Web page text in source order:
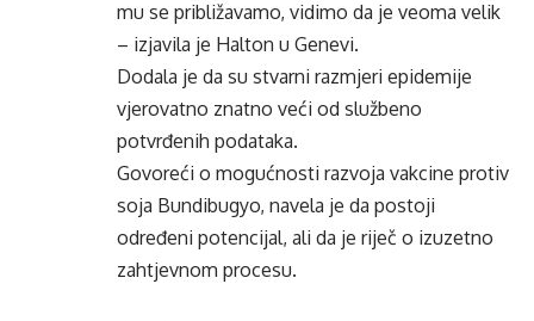
mu se približavamo, vidimo da je veoma velik
– izjavila je Halton u Genevi.
Dodala je da su stvarni razmjeri epidemije
vjerovatno znatno veći od službeno
potvrđenih podataka.
Govoreći o mogućnosti razvoja vakcine protiv
soja Bundibugyo, navela je da postoji
određeni potencijal, ali da je riječ o izuzetno
zahtjevnom procesu.